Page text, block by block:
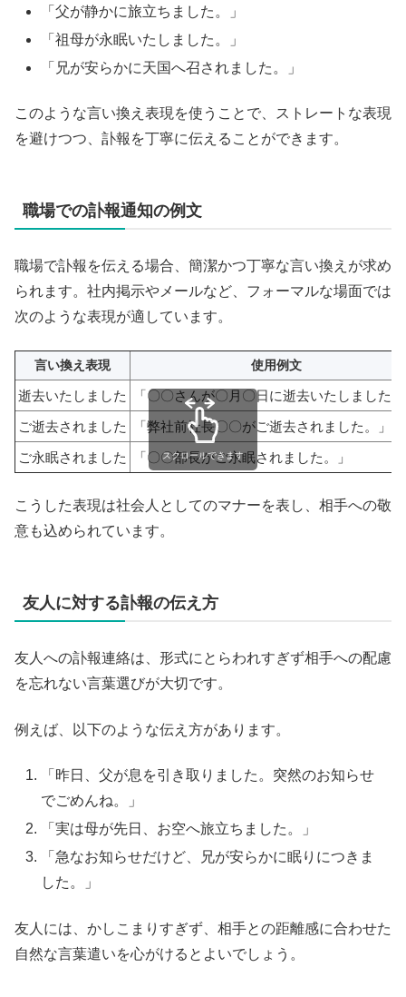
「父が静かに旅立ちました。」
「祖母が永眠いたしました。」
「兄が安らかに天国へ召されました。」
このような言い換え表現を使うことで、ストレートな表現
を避けつつ、訃報を丁寧に伝えることができます。
職場での訃報通知の例文
職場で訃報を伝える場合、簡潔かつ丁寧な言い換えが求め
られます。社内掲示やメールなど、フォーマルな場面では
次のような表現が適しています。
言い換え表現 使用例文
逝去いたしました
「〇〇さんが〇月〇日に逝去いたしました
ご逝去されました
「弊社前社長〇〇がご逝去されました。」
ご永眠されました
「〇〇部長がご永眠されました。」
スクロールできます
こうした表現は社会人としてのマナーを表し、相手への敬
意も込められています。
友人に対する訃報の伝え方
友人への訃報連絡は、形式にとらわれすぎず相手への配慮
を忘れない言葉選びが大切です。
例えば、以下のような伝え方があります。
「昨日、父が息を引き取りました。突然のお知らせ
でごめんね。」
「実は母が先日、お空へ旅立ちました。」
「急なお知らせだけど、兄が安らかに眠りにつきま
した。」
友人には、かしこまりすぎず、相手との距離感に合わせた
自然な言葉遣いを心がけるとよいでしょう。